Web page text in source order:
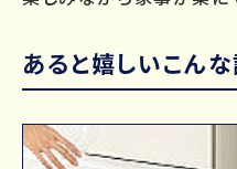
あると嬉しいこんな